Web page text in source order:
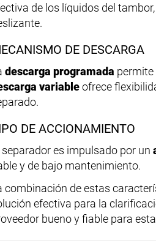
de los líquidos del
DE DESCARGA
descarga programada permite
variableofrece
DE ACCIONAMIENTO
separador es impulsado por un
y de bajo mantenimiento.
combinación de estas
efectiva para la
bueno y fiable para